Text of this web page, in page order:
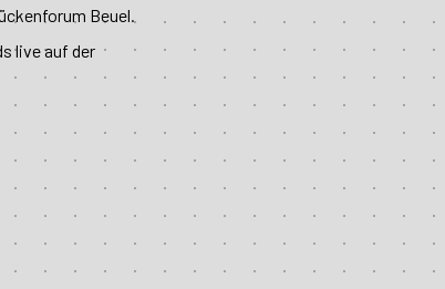
Beuel.
live auf der